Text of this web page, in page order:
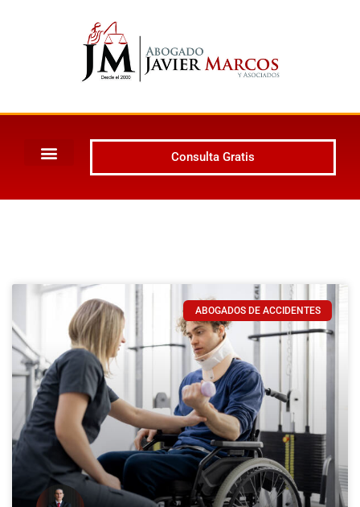
Consulta Gratis
ABOGADOS DE ACCIDENTES